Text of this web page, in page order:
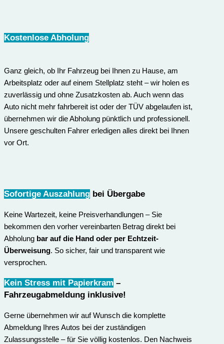
Kostenlose Abholung
Ganz gleich, ob Ihr Fahrzeug bei Ihnen zu Hause, am
Arbeitsplatz oder auf einem Stellplatz steht – wir holen es
zuverlässig und ohne Zusatzkosten ab. Auch wenn das
Auto nicht mehr fahrbereit ist oder der TÜV abgelaufen ist,
übernehmen wir die Abholung pünktlich und professionell.
Unsere geschulten Fahrer erledigen alles direkt bei Ihnen
vor Ort.
Sofortige Auszahlung bei Übergabe
Keine Wartezeit, keine Preisverhandlungen – Sie
bekommen den vorher vereinbarten Betrag direkt bei
Abholung bar auf die Hand oder per Echtzeit-
Überweisung. So sicher, fair und transparent wie
versprochen.
Kein Stress mit Papierkram –
Fahrzeugabmeldung inklusive!
Gerne übernehmen wir auf Wunsch die komplette
Abmeldung Ihres Autos bei der zuständigen
Zulassungsstelle – für Sie völlig kostenlos. Den Nachweis